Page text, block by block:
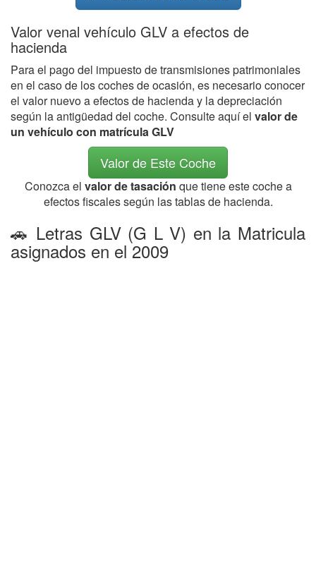
Valor venal vehículo GLV a efectos de
hacienda
Para el pago del impuesto de transmisiones patrimoniales
en el caso de los coches de ocasión, es necesario conocer
el valor nuevo a efectos de hacienda y la depreciación
según la antigüedad del coche. Consulte aquí el valor de
un vehículo con matrícula GLV
Valor de Este Coche
Conozca el valor de tasación que tiene este coche a
efectos fiscales según las tablas de hacienda.
🚗 Letras GLV (G L V) en la Matricula
asignados en el 2009